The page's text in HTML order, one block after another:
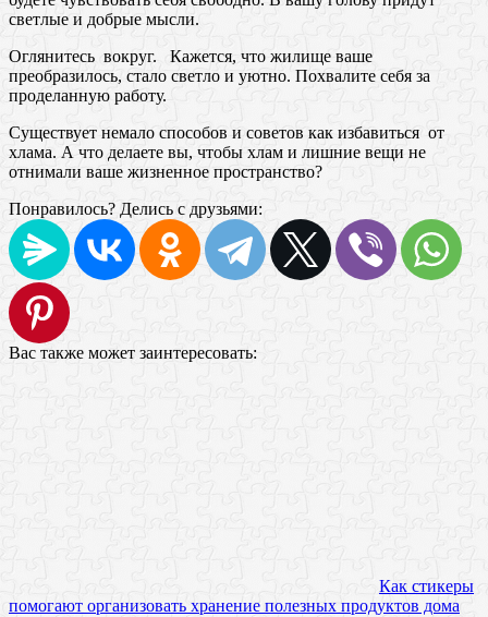
светлые и добрые мысли.
Оглянитесь вокруг. Кажется, что жилище ваше
преобразилось, стало светло и уютно. Похвалите себя за
проделанную работу.
Существует немало способов и советов как избавиться от
хлама. А что делаете вы, чтобы хлам и лишние вещи не
отнимали ваше жизненное пространство?
Понравилось? Делись с друзьями:
Вас также может заинтересовать:
Как стикеры
помогают организовать хранение полезных продуктов дома